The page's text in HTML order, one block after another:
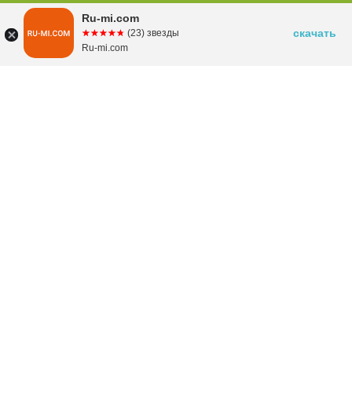
Ru-mi.com
☆☆☆☆☆
★★★★★ (23) звезды
Ru-mi.com
скачать